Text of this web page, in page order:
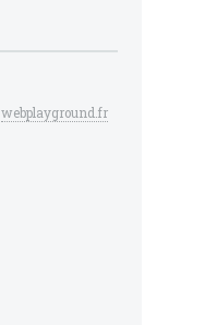
webplayground.fr